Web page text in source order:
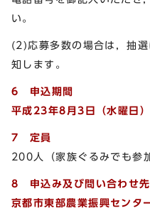
い。
(2)応募多数の場合は，抽
知します。
6 申込期間
平成23年8月3日（水曜日）
7 定員
200人（家族ぐるみでも参
8 申込み及び問い合わ
京都市東部農業振興センタ